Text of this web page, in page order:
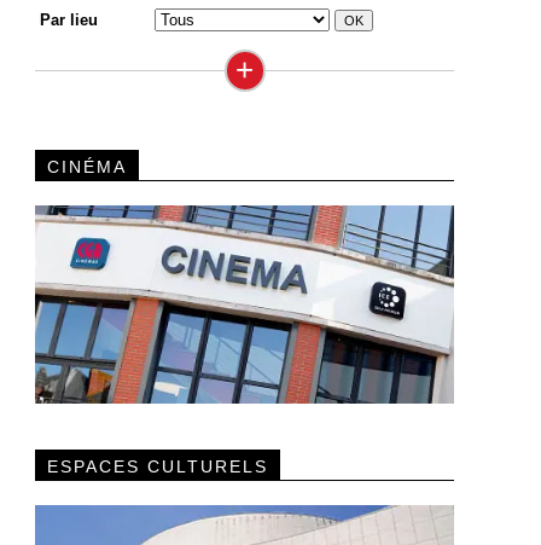
Par lieu
+
CINÉMA
ESPACES CULTURELS